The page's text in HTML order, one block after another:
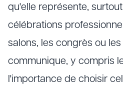
qu'elle représente,
célébrations
salons, les congrès ou les
communique, y compris
l'importance de choisir